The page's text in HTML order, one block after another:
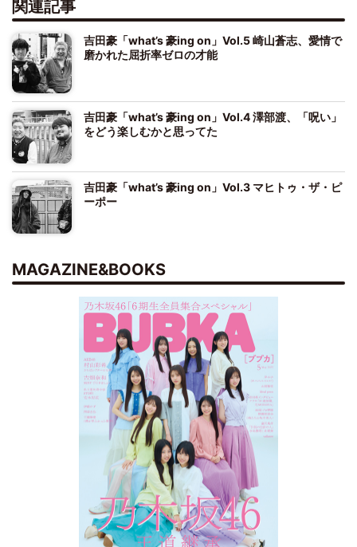
関連記事
吉田豪「what’s 豪ing on」Vol.5 崎山蒼志、愛情で
磨かれた屈折率ゼロの才能
吉田豪「what’s 豪ing on」Vol.4 澤部渡、「呪い」
をどう楽しむかと思ってた
吉田豪「what’s 豪ing on」Vol.3 マヒトゥ・ザ・ピ
ーポー
MAGAZINE&BOOKS